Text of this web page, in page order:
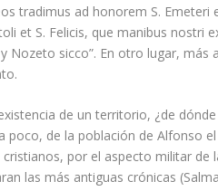
tradimus ad honorem S.
et S. Felicis, que manibus nostri
Nozeto sicco”. En otro lugar, más
de un territorio, ¿de
poco, de la población de Alfonso
por el aspecto militar
las más antiguas crónicas